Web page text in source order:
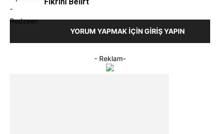
YORUM YAPMAK İÇIN GIRIŞ YAPIN
- Reklam-